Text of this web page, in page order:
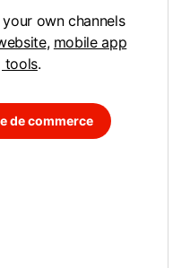
own channels
, mobile app
tools.
de commerce